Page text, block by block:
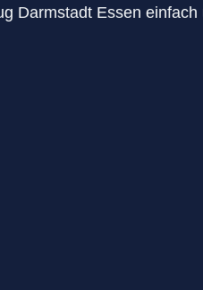
Darmstadt Essen einfach